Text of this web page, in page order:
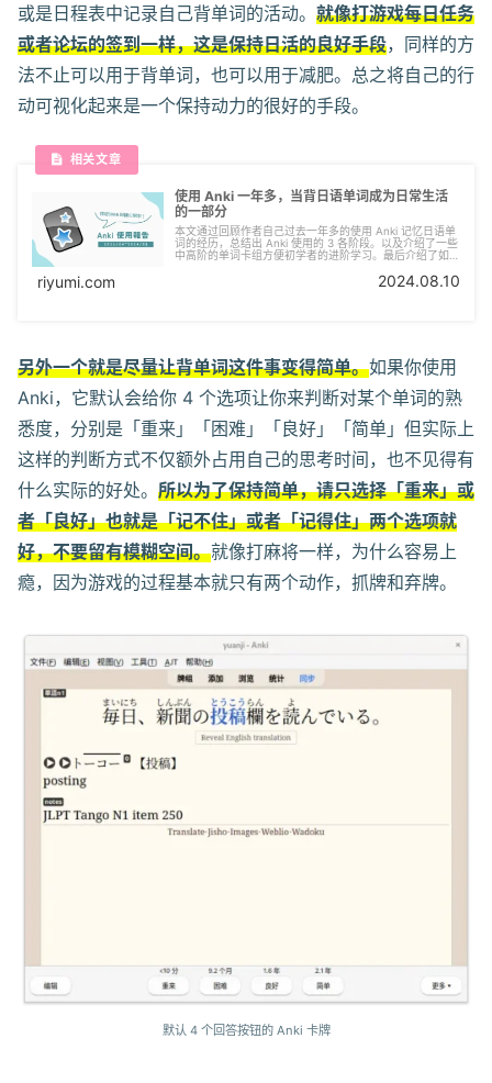
或是日程表中记录自己背单词的活动。 就像打游戏每日任务
或者论坛的签到一样，这是保持日活的良好手段，同样的方
法不止可以用于背单词，也可以用于减肥。总之将自己的行
动可视化起来是一个保持动力的很好的手段。
使用 Anki 一年多，当背日语单词成为日常生活
的一部分
本文通过回顾作者自己过去一年多的使用 Anki 记忆日语单
词的经历，总结出 Anki 使用的 3 各阶段。以及介绍了一些
中高阶的单词卡组方便初学者的进阶学习。最后介绍了如何
riyumi.com 2024.08.10
另外一个就是尽量让背单词这件事变得简单。如果你使用
Anki，它默认会给你 4 个选项让你来判断对某个单词的熟
悉度，分别是「重来」「困难」「良好」「简单」但实际上
这样的判断方式不仅额外占用自己的思考时间，也不见得有
什么实际的好处。 所以为了保持简单，请只选择「重来」或
者「良好」也就是「记不住」或者「记得住」两个选项就
好，不要留有模糊空间。就像打麻将一样，为什么容易上
瘾，因为游戏的过程基本就只有两个动作，抓牌和弃牌。
默认 4 个回答按钮的 Anki 卡牌